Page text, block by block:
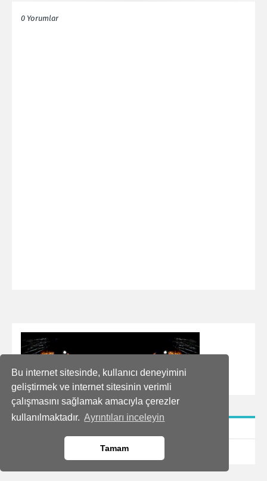
Bu internet sitesinde, kullanıcı deneyimini
geliştirmek ve internet sitesinin verimli
çalışmasını sağlamak amacıyla çerezler
kullanılmaktadır. Ayrıntıları inceleyin
Tamam
0 Yorumlar
Translate